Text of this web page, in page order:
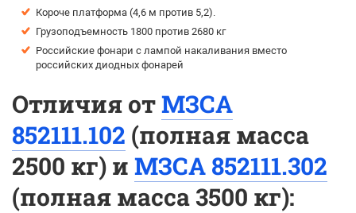
Короче платформа (4,6 м против 5,2).
Грузоподъемность 1800 против 2680 кг
Российские фонари с лампой накаливания вместо
российских диодных фонарей
Отличия отМЗСА
852111.102 (полная масса
2500 кг) и МЗСА 852111.302
(полная масса 3500 кг):